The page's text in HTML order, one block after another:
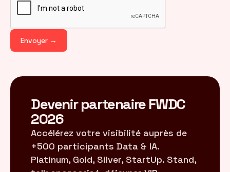
Envoyer →
Devenir partenaire FWDC
2026
Accélérez votre visibilité auprès de
+500 participants Data & IA.
Platinum, Gold, Silver, StartUp. Stand,